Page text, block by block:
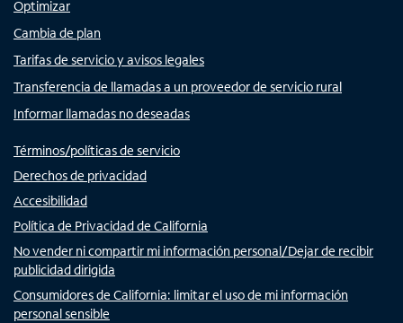
Optimizar
Cambia de plan
Tarifas de servicio y avisos legales
Transferencia de llamadas a un proveedor de servicio rural
Informar llamadas no deseadas
Términos/políticas de servicio
Derechos de privacidad
Accesibilidad
Política de Privacidad de California
No vender ni compartir mi información personal/Dejar de recibir
publicidad dirigida
Consumidores de California: limitar el uso de mi información
personal sensible